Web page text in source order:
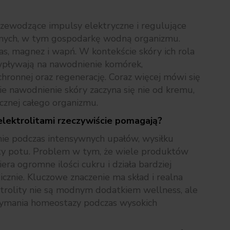
impulsy elektryczne i regulujące
w tym gospodarkę wodną organizmu.
magnez i wapń. W kontekście skóry ich rola
na nawodnienie komórek,
oraz regenerację. Coraz więcej mówi się
nawodnienie skóry zaczyna się nie od kremu,
całego organizmu.
rzeczywiście pomagają?
podczas intensywnych upałów, wysiłku
potu. Problem w tym, że wiele produktów
ogromne ilości cukru i działa bardziej
Kluczowe znaczenie ma skład i realna
nie są modnym dodatkiem wellness, ale
homeostazy podczas wysokich